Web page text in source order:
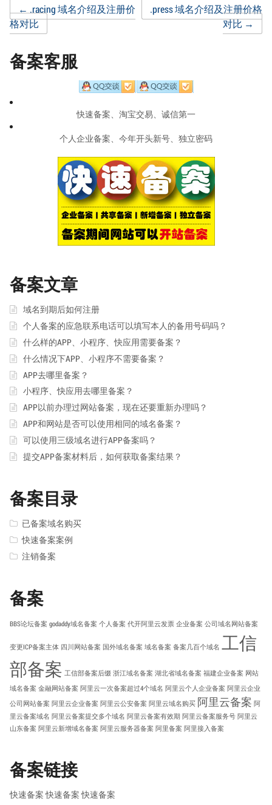
Post
navigation
← .racing 域名介绍及注册价
格对比
.press 域名介绍及注册价格
对比→
备案客服
快速备案、淘宝交易、诚信第一
个人企业备案、今年开头新号、独立密码
备案文章
域名到期后如何注册
个人备案的应急联系电话可以填写本人的备用号码吗？
什么样的APP、小程序、快应用需要备案？
什么情况下APP、小程序不需要备案？
APP去哪里备案？
小程序、快应用去哪里备案？
APP以前办理过网站备案，现在还要重新办理吗？
APP和网站是否可以使用相同的域名备案？
可以使用三级域名进行APP备案吗？
提交APP备案材料后，如何获取备案结果？
备案目录
已备案域名购买
快速备案案例
注销备案
备案
BBS论坛备案 godaddy域名备案 个人备案 代开阿里云发票 企业备案 公司域名网站备案
变更ICP备案主体 四川网站备案 国外域名备案 域名备案 备案几百个域名 工信
部备案 工信部备案后缀 浙江域名备案 湖北省域名备案 福建企业备案 网站
域名备案 金融网站备案 阿里云一次备案超过4个域名 阿里云个人企业备案 阿里云企业
公司网站备案 阿里云企业备案 阿里云公安备案 阿里云域名购买 阿里云备案 阿
里云备案域名 阿里云备案提交多个域名 阿里云备案有效期 阿里云备案服务号 阿里云
山东备案 阿里云新增域名备案 阿里云服务器备案 阿里备案 阿里接入备案
备案链接
快速备案 快速备案 快速备案